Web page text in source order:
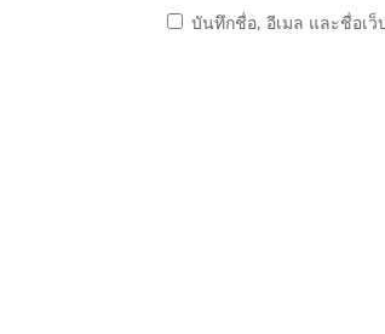
บันทึกชื่อ, อีเมล และชื่อเ